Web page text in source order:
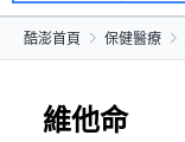
酷澎首頁 保健醫療
維他命